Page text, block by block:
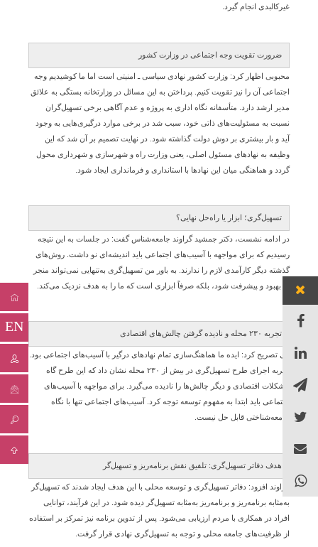
EN
غیرکالبدی انجام گیرد.
ضرورت تقویت وجه اجتماعی در وزارت کشور
محبوبی اظهار کرد: وزارت کشور نهادی سیاسی ـ امنیتی است اما ما کوشیدیم وجه
اجتماعی آن را نیز تقویت کنیم. پرداختن به این مسائل در وزارتخانه بستگی به علائق
مدیر ارشد دارد. متأسفانه نگاه اداری به پروژه و عدم آگاهی برخی تسهیل‌گران
نسبت به مسئولیت‌های ذاتی خود، سبب شد در برخی موارد درگیری‌هایی به وجود
آید و بار بیشتری بر دوش دولت گذاشته شود. در نهایت تصمیم بر آن شد که این
وظیفه به نهادهای مسئول اصلی، یعنی وزارت راه و شهرسازی و شهرداری محول
گردد و هماهنگی میان این نهادها با استانداری و فرمانداری ایجاد شود.
تسهیل‌گری؛ ابزار یا راه‌حل نهایی؟
در ادامه نشست، دکتر جمشید گراوند جامعه‌شناس گفت: در جلسات به این نتیجه
رسیدیم که برای مواجهه با آسیب‌های اجتماعی باید اندیشه‌ای نو داشت. روش‌های
گذشته دیگر کارآمدی لازم را ندارند. به باور من تسهیل‌گری به‌تنهایی نمی‌تواند منجر
به بهبود و پیشرفت شود، بلکه صرفاً ابزاری است که ما را به هدف نزدیک می‌کند.
تجربه ۲۳۰ محله و نادیده گرفتن چالش‌های اقتصادی
وی تصریح کرد: ایده ما هماهنگ‌سازی تمام نهادهای درگیر با آسیب‌های اجتماعی بود.
تجربه اجرای طرح تسهیل‌گری در بیش از ۲۳۰ محله نشان داد که این طرح گاه
مشکلات اقتصادی و دیگر چالش‌ها را نادیده می‌گیرد. برای مواجهه با آسیب‌های
اجتماعی باید ابتدا به مفهوم توسعه توجه کرد. آسیب‌های اجتماعی تنها با نگاه
جامعه‌شناختی قابل حل نیست.
هدف دفاتر تسهیل‌گری: تلفیق نقش برنامه‌ریز و تسهیل‌گر
گراوند افزود: دفاتر تسهیل‌گری و توسعه محلی با این هدف ایجاد شدند که تسهیل‌گر
به‌مثابه برنامه‌ریز و برنامه‌ریز به‌مثابه تسهیل‌گر دیده شود. در این فرآیند، توانایی
افراد در همکاری با مردم ارزیابی می‌شود. پس از تدوین برنامه نیز تمرکز بر استفاده
از ظرفیت‌های جامعه محلی و توجه به تسهیل‌گری نهادی قرار گرفت.